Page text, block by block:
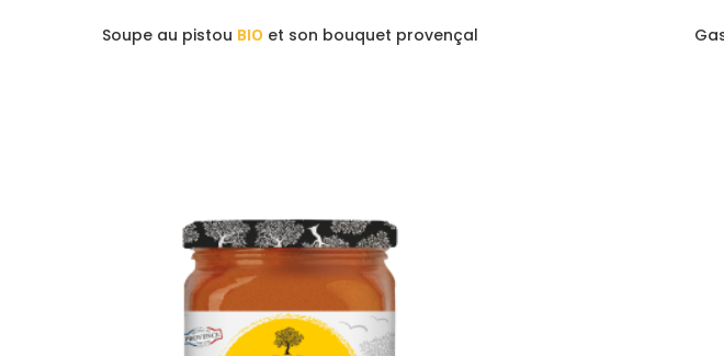
Soupe au pistou BIO et son bouquet provençal